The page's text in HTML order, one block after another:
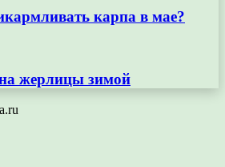
карпа в мае?
жерлицы зимой